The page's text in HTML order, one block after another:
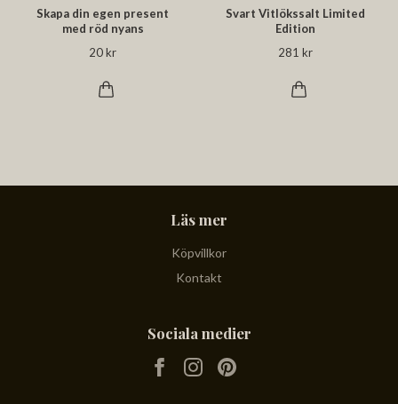
Skapa din egen present
med röd nyans
20 kr
Svart Vitlökssalt Limited
Edition
281 kr
Läs mer
Köpvillkor
Kontakt
Sociala medier